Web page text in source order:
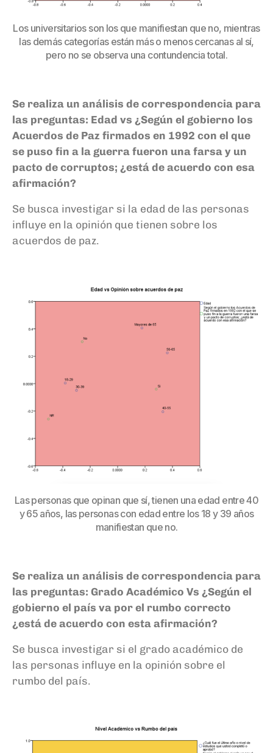
Los universitarios son los que manifiestan que no, mientras
las demás categorías están más o menos cercanas al sí,
pero no se observa una contundencia total.
Se realiza un análisis de correspondencia para
las preguntas: Edad vs ¿Según el gobierno los
Acuerdos de Paz firmados en 1992 con el que
se puso fin a la guerra fueron una farsa y un
pacto de corruptos; ¿está de acuerdo con esa
afirmación?
Se busca investigar si la edad de las personas
influye en la opinión que tienen sobre los
acuerdos de paz.
Las personas que opinan que sí, tienen una edad entre 40
y 65 años, las personas con edad entre los 18 y 39 años
manifiestan que no.
Se realiza un análisis de correspondencia para
las preguntas: Grado Académico Vs ¿Según el
gobierno el país va por el rumbo correcto
¿está de acuerdo con esta afirmación?
Se busca investigar si el grado académico de
las personas influye en la opinión sobre el
rumbo del país.